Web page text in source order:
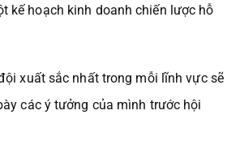
kế hoạch kinh doanh chiến lược hỗ
xuất sắc nhất trong mỗi lĩnh vực sẽ
các ý tưởng của mình trước hội